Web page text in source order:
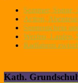
Sommer, Sonne,
Action,
Sonnenschein
Werfen, Laufen,
Radfahren
Kath.